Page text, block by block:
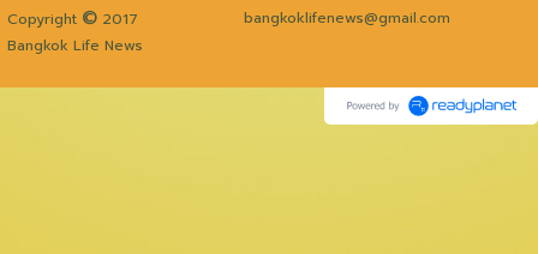
Copyright © 2017
bangkoklifenews@gmail.com
Bangkok Life News